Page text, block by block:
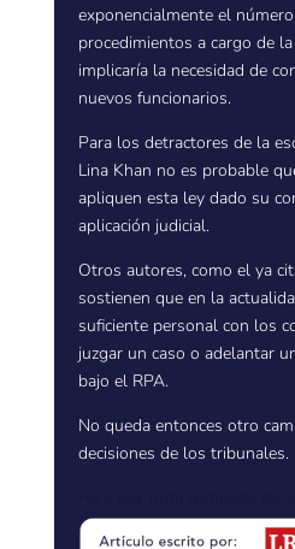
exponencialmente el
procedimientos a cargo de
implicaría la necesidad de
nuevos funcionarios.
Para los detractores de la
Lina Khan no es probable
apliquen esta ley dado su
aplicación judicial.
Otros autores, como el ya
sostienen que en la
suficiente personal con los
juzgar un caso o adelantar
bajo el RPA.
No queda entonces otro
decisiones de los tribunales.